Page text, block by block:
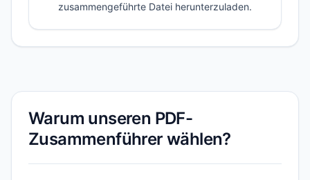
zusammengeführte Datei herunterzuladen.
Warum unseren PDF-
Zusammenführer wählen?